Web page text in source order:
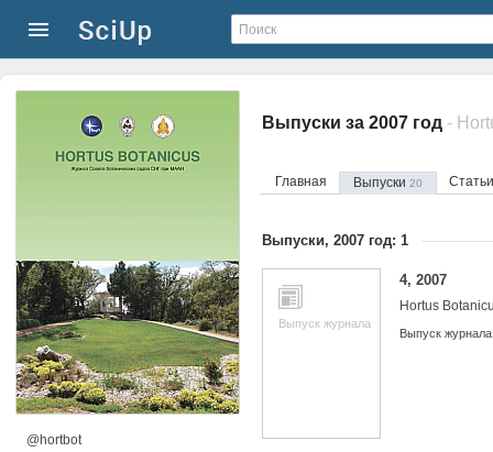
@hortbot
Выпуски за 2007 год -
Главная Выпуски 20
Выпуски, 2007 год: 1
Выпуск журнала
4, 2007
Hortus
Выпуск журнала